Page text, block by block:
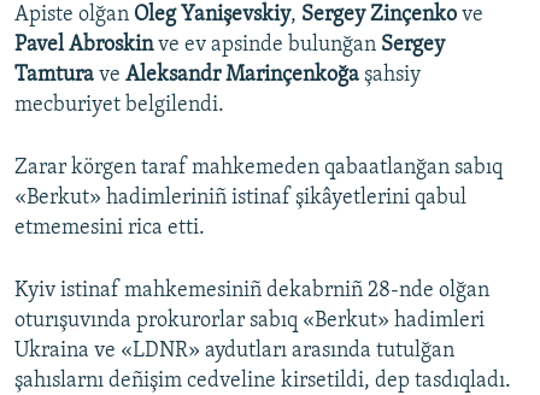
Apiste olğan Oleg Yanişevskiy, Sergey Zinçenko ve
Pavel Abroskinve ev apsinde bulunğan Sergey
Tamtura ve Aleksandr Marinçenkoğa şahsiy
mecburiyet belgilendi.
Zarar körgen taraf mahkemeden qabaatlanğan sabıq
«Berkut» hadimleriniñ istinaf şikâyetlerini qabul
etmemesini rica etti.
Kyiv istinaf mahkemesiniñ dekabrniñ 28-nde olğan
oturışuvında prokurorlar sabıq «Berkut» hadimleri
Ukraina ve «LDNR» aydutları arasında tutulğan
şahıslarnı deñişim cedveline kirsetildi, dep tasdıqladı.